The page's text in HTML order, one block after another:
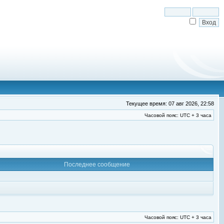
Текущее время: 07 авг 2026, 22:58
Часовой пояс: UTC + 3 часа
Последнее сообщение
Часовой пояс: UTC + 3 часа